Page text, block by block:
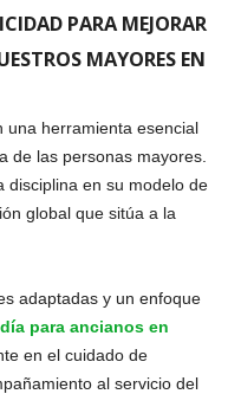
PARA MEJORAR
MAYORES EN
una herramienta esencial
de las personas mayores.
disciplina en su modelo de
global que sitúa a la
adaptadas y un enfoque
para ancianos en
en el cuidado de
al servicio del